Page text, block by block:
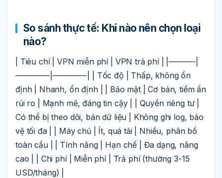
So sánh thực tế: Khi nào nên chọn loại
nào?
| Tiêu chí | VPN miễn phí | VPN trả phí | |———-|
————-|————-| | Tốc độ | Thấp, không ổn
định | Nhanh, ổn định | | Bảo mật | Cơ bản, tiềm ẩn
rủi ro | Mạnh mẽ, đáng tin cậy | | Quyền riêng tư |
Có thể bị theo dõi, bán dữ liệu | Không ghi log, bảo
vệ tối đa | | Máy chủ | Ít, quá tải | Nhiều, phân bổ
toàn cầu | | Tính năng | Hạn chế | Đa dạng, nâng
cao | | Chi phí | Miễn phí | Trả phí (thường 3-15
USD/tháng) |